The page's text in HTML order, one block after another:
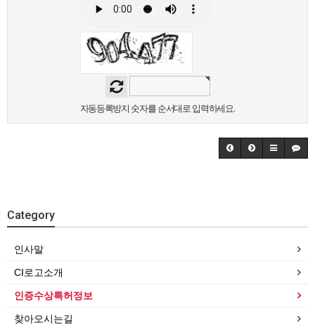
자동등록방지 숫자를 순서대로 입력하세요.
Category
인사말
CI로고소개
인증수상특허정보
찾아오시는길